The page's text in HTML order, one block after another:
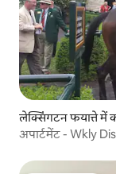
लेक्सिंगटन फयात्ते में
अपार्टमेंट - Wkly